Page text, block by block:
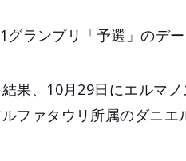
グランプリ「予選」のデ
果、10月29日にエルマ
ファタウリ所属のダニエ